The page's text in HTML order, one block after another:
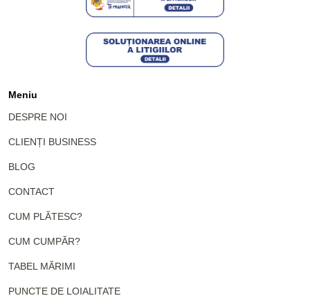
Meniu
DESPRE NOI
CLIENȚI BUSINESS
BLOG
CONTACT
CUM PLĂTESC?
CUM CUMPĂR?
TABEL MĂRIMI
PUNCTE DE LOIALITATE